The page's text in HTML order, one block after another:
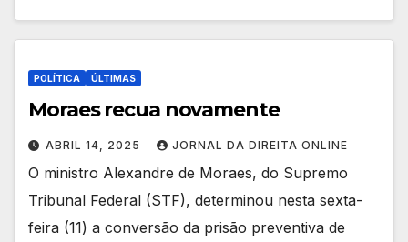
POLÍTICA ÚLTIMAS
Moraes recua novamente
ABRIL 14, 2025 JORNAL DA DIREITA ONLINE
O ministro Alexandre de Moraes, do Supremo
Tribunal Federal (STF), determinou nesta sexta-
feira (11) a conversão da prisão preventiva de